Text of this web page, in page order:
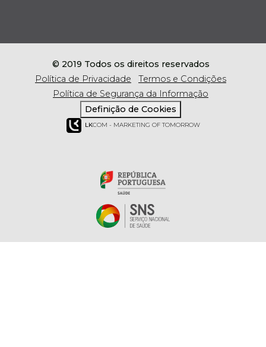
© 2019 Todos os direitos reservados
Política de Privacidade
Termos e Condições
Política de Segurança da Informação
Definição de Cookies
LKCOM - MARKETING OF TOMORROW